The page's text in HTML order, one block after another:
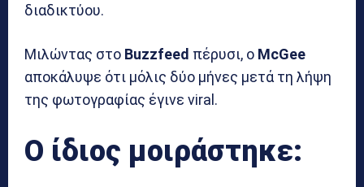
διαδικτύου.
Μιλώντας στο Buzzfeed πέρυσι, ο McGee
αποκάλυψε ότι μόλις δύο μήνες μετά τη λήψη
της φωτογραφίας έγινε viral.
Ο ίδιος μοιράστηκε: